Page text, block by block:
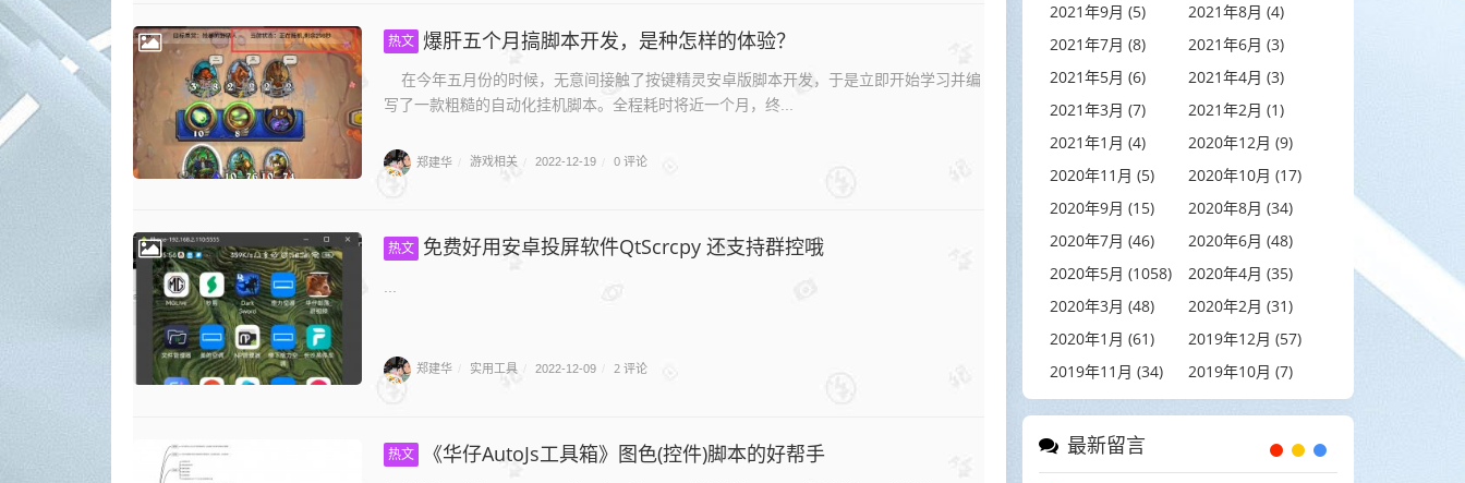
热文 爆肝五个月搞脚本开发，是种怎样的体验？
在今年五月份的时候，无意间接触了按键精灵安卓版脚本开发，于是立即开始学习并编
写了一款粗糙的自动化挂机脚本。全程耗时将近一个月，终...
郑建华 游戏相关 2022-12-19 0 评论
热文 免费好用安卓投屏软件QtScrcpy 还支持群控哦
郑建华 实用工具 2022-12-09 2 评论
热文 《华仔AutoJs工具箱》图色(控件)脚本的好帮手
2021年9月 (5)
2021年8月 (4)
2021年7月 (8)
2021年6月 (3)
2021年5月 (6)
2021年4月 (3)
2021年3月 (7)
2021年2月 (1)
2021年1月 (4)
2020年12月 (9)
2020年11月 (5)
2020年10月 (17)
2020年9月 (15)
2020年8月 (34)
2020年7月 (46)
2020年6月 (48)
2020年5月 (1058)
2020年4月 (35)
2020年3月 (48)
2020年2月 (31)
2020年1月 (61)
2019年12月 (57)
2019年11月 (34)
2019年10月 (7)
最新留言